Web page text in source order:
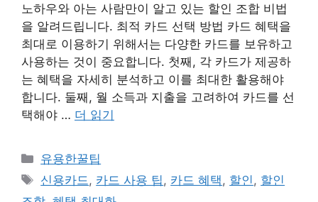
노하우와 아는 사람만이 알고 있는 할인 조합 비법
을 알려드립니다. 최적 카드 선택 방법 카드 혜택을
최대로 이용하기 위해서는 다양한 카드를 보유하고
사용하는 것이 중요합니다. 첫째, 각 카드가 제공하
는 혜택을 자세히 분석하고 이를 최대한 활용해야
합니다. 둘째, 월 소득과 지출을 고려하여 카드를 선
택해야 … 더 읽기
카
테
유용한꿀팁
태
그
신용카드 , 카드 사용 팁 , 카드 혜택 , 할인 , 할인